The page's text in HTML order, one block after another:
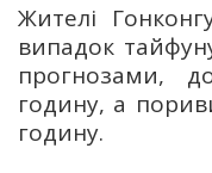
Жителі
випадок
прогнозами,
годину, а
годину.